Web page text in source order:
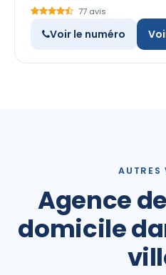
77 avis
Voir le numéro
AUTRES
Agence
domicile